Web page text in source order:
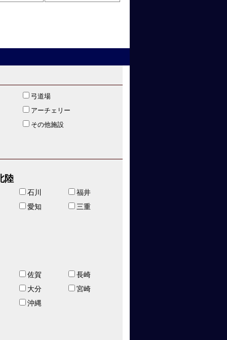
弓道場
アーチェリー
その他施設
陸
石川
福井
愛知
三重
佐賀
長崎
大分
宮崎
沖縄